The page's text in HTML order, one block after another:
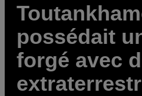
possédait
forgé avec